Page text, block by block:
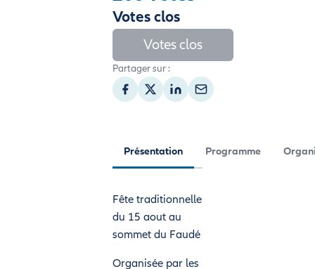
Votes clos
Votes clos
Partager sur :
Présentation Programme
Fête traditionnelle
du 15 aout au
sommet du Faudé
Organisée par les